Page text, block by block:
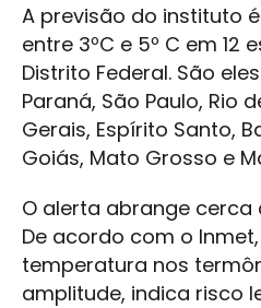
A previsão do instituto
entre 3ºC e 5º C em 12
Distrito Federal. São
Paraná, São Paulo, Rio
Gerais, Espírito Santo,
Goiás, Mato Grosso e
O alerta abrange cerca
De acordo com o
temperatura nos
amplitude, indica risco